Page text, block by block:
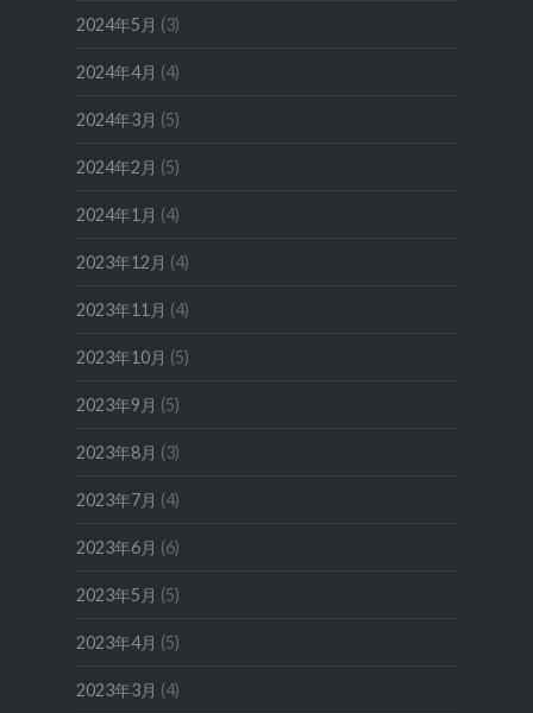
2024年5月 (3)
2024年4月 (4)
2024年3月 (5)
2024年2月 (5)
2024年1月 (4)
2023年12月 (4)
2023年11月 (4)
2023年10月 (5)
2023年9月 (5)
2023年8月 (3)
2023年7月 (4)
2023年6月 (6)
2023年5月 (5)
2023年4月 (5)
2023年3月 (4)